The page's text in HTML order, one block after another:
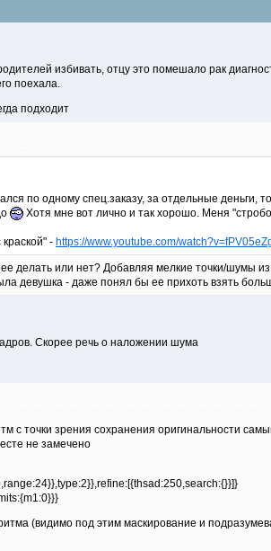
избивать, отцу это помешало рак
поехала.
подходит
по одному спец.заказу, за отдельные
Хотя мне вот лично и так хорошо. Меня
- https://www.youtube.com/
делать или нет? Добавляя мелкие точки/шумы
девушка - даже понял бы ее прихоть взять
Скорее речь о наложении шума
с точки зрения сохранения оригинальности
не замечено
(видимо под этим маскирование и